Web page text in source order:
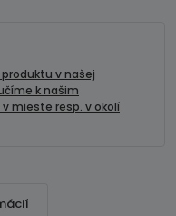
v našej
k našim
mieste resp. v okolí